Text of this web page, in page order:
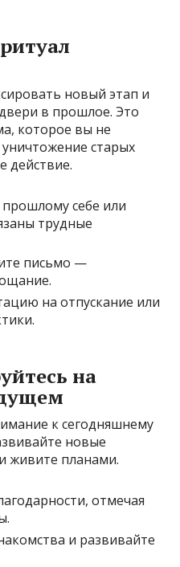
новый этап и
в прошлое. Это
которое вы не
старых
действие.
себе или
трудные
письмо —
на отпускание или
на
к сегодняшнему
новые
живите планами.
отмечая
и развивайте